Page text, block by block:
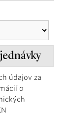
údajov za
o